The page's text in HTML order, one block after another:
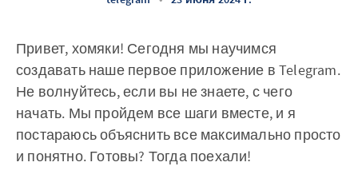
Привет, хомяки! Сегодня мы научимся
создавать наше первое приложение в Telegram.
Не волнуйтесь, если вы не знаете, с чего
начать. Мы пройдем все шаги вместе, и я
постараюсь объяснить все максимально просто
и понятно. Готовы? Тогда поехали!